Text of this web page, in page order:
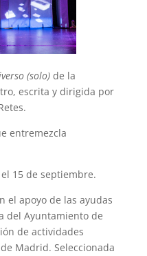
(solo)de la
escrita y dirigida por
entremezcla
15 de septiembre.
el apoyo de las ayudas
del Ayuntamiento de
de actividades
Madrid. Seleccionada